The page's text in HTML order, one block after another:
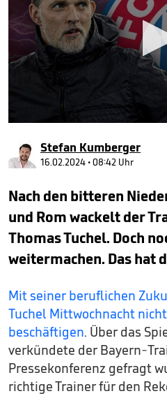
8
minutes,
seconds
Stefan Kumberger
16.02.2024 • 08:42 Uhr
Nach den bitteren
und Rom wackelt der
Thomas Tuchel. Doch
weitermachen. Das hat
Mit seiner beruflichen
Tuchel Mittwochnacht
beschäftigen. Über das
verkündete der Bayern-
Pressekonferenz gefragt
richtige Trainer für den